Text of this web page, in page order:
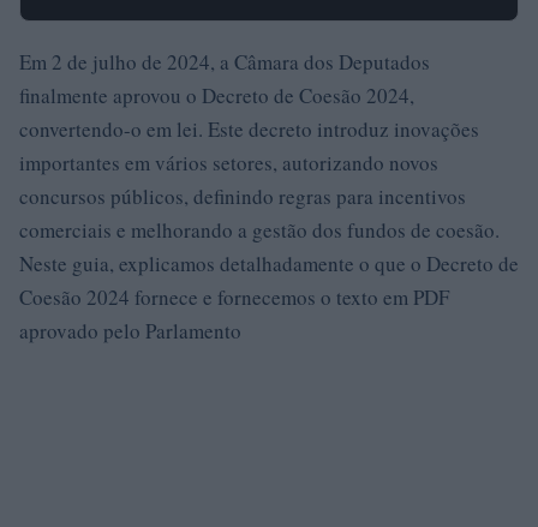
Em 2 de julho de 2024, a Câmara dos Deputados
finalmente aprovou o Decreto de Coesão 2024,
convertendo-o em lei. Este decreto introduz inovações
importantes em vários setores, autorizando novos
concursos públicos, definindo regras para incentivos
comerciais e melhorando a gestão dos fundos de coesão.
Neste guia, explicamos detalhadamente o que o Decreto de
Coesão 2024 fornece e fornecemos o texto em PDF
aprovado pelo Parlamento